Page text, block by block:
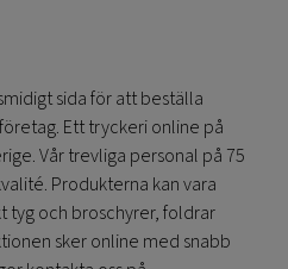
sida för att beställa
Ett tryckeri online på
Vår trevliga personal på 75
Produkterna kan vara
och broschyrer, foldrar
sker online med snabb